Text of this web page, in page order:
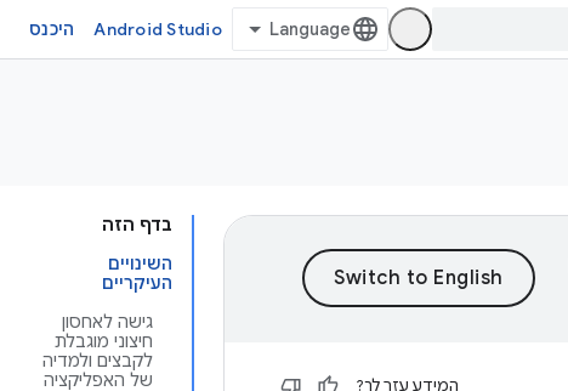
Android Studio היכנס
בדף הזה
השינויים
העיקריים
גישה לאחסון
חיצוני מוגבלת
לקבצים ולמדיה
של האפליקציה
המידע עזר לך?